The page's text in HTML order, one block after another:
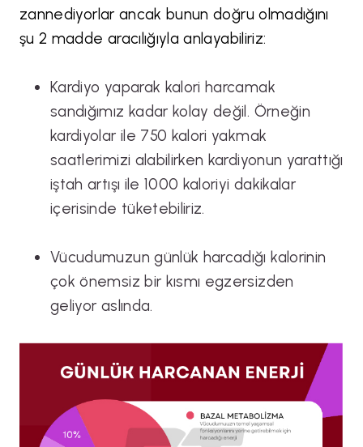
zannediyorlar ancak bunun doğru olmadığını
şu 2 madde aracılığıyla anlayabiliriz:
Kardiyo yaparak kalori harcamak
sandığımız kadar kolay değil. Örneğin
kardiyolar ile 750 kalori yakmak
saatlerimizi alabilirken kardiyonun yarattığı
iştah artışı ile 1000 kaloriyi dakikalar
içerisinde tüketebiliriz.
Vücudumuzun günlük harcadığı kalorinin
çok önemsiz bir kısmı egzersizden
geliyor aslında.